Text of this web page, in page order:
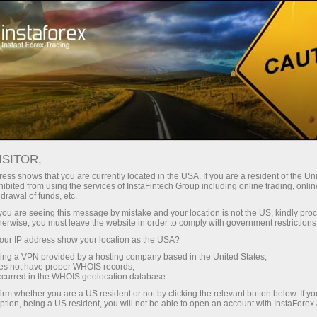
Новини ринку Форекс
shows that you are currently located in the USA. If you are a resident of the
from using the services of InstaFintech Group including online trading,
of funds, etc.
are seeing this message by mistake and your location is not the US, kindly
you must leave the website in order to comply with government
IP address show your location as the USA?
a VPN provided by a hosting company based in the United States;
not have proper WHOIS records;
in the WHOIS geolocation database.
whether you are a US resident or not by clicking the relevant button below. If
being a US resident, you will not be able to open an account with InstaForex